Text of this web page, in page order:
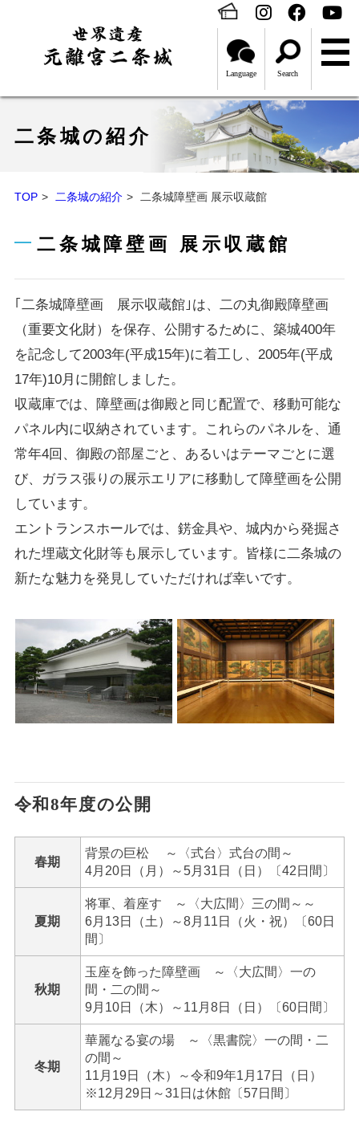
Language Search
二条城の紹介
TOP 二条城の紹介 二条城障壁画 展示収蔵館
二条城障壁画 展示収蔵館
｢二条城障壁画 展示収蔵館｣は、二の丸御殿障壁画
（重要文化財）を保存、公開するために、築城400年
を記念して2003年(平成15年)に着工し、2005年(平成
17年)10月に開館しました。
収蔵庫では、障壁画は御殿と同じ配置で、移動可能な
パネル内に収納されています。これらのパネルを、通
常年4回、御殿の部屋ごと、あるいはテーマごとに選
び、ガラス張りの展示エリアに移動して障壁画を公開
しています。
エントランスホールでは、錺金具や、城内から発掘さ
れた埋蔵文化財等も展示しています。皆様に二条城の
新たな魅力を発見していただければ幸いです。
令和8年度の公開
春期
背景の巨松 ～〈式台〉式台の間～
4月20日（月）～5月31日（日）〔42日間〕
夏期
将軍、着座す ～〈大広間〉三の間～～
6月13日（土）～8月11日（火・祝）〔60日
間〕
秋期
玉座を飾った障壁画 ～〈大広間〉一の
間・二の間～
9月10日（木）～11月8日（日）〔60日間〕
冬期
華麗なる宴の場 ～〈黒書院〉一の間・二
の間～
11月19日（木）～令和9年1月17日（日）
※12月29日～31日は休館〔57日間〕